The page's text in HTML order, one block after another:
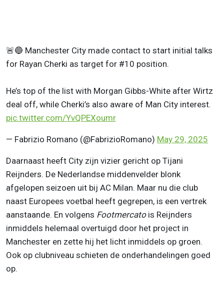
🚨🔵 Manchester City made contact to start initial talks
for Rayan Cherki as target for #10 position.
He’s top of the list with Morgan Gibbs-White after Wirtz
deal off, while Cherki’s also aware of Man City interest.
pic.twitter.com/YvQPEXoumr
— Fabrizio Romano (@FabrizioRomano) May 29, 2025
Daarnaast heeft City zijn vizier gericht op Tijani
Reijnders. De Nederlandse middenvelder blonk
afgelopen seizoen uit bij AC Milan. Maar nu die club
naast Europees voetbal heeft gegrepen, is een vertrek
aanstaande. En volgens Footmercatois Reijnders
inmiddels helemaal overtuigd door het project in
Manchester en zette hij het licht inmiddels op groen.
Ook op clubniveau schieten de onderhandelingen goed
op.